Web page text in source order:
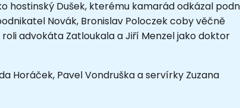
hostinský Dušek, kterému kamarád odkázal
Novák, Bronislav Poloczek coby věčně
advokáta Zatloukala a Jiří Menzel jako doktor
Horáček, Pavel Vondruška a servírky Zuzana